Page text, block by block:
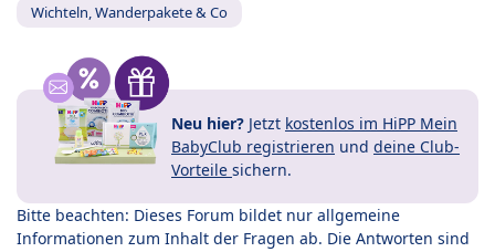
Wichteln, Wanderpakete & Co
Neu hier? Jetzt kostenlos im HiPP Mein
BabyClub registrieren und deine Club-
Vorteile sichern.
Bitte beachten: Dieses Forum bildet nur allgemeine
Informationen zum Inhalt der Fragen ab. Die Antworten sind